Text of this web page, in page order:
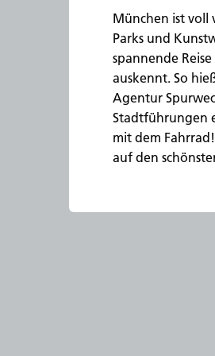
München ist voll
Parks und
spannende
auskennt. So
Agentur
Stadtführungen
mit dem
auf den